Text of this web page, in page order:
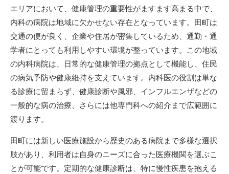
エリアにおいて、健康管理の重要性がますます高まる中で、
内科の病院は地域に欠かせない存在となっています。田町は
交通の便が良く、企業や住居が密集しているため、通勤・通
学者にとっても利用しやすい環境が整っています。この地域
の内科病院は、日常的な健康管理の拠点として機能し、住民
の病気予防や健康維持を支えています。内科医の役割は単な
る診療に留まらず、健康診断や風邪、インフルエンザなどの
一般的な病の治療、さらには他専門科への紹介まで広範囲に
渡ります。
田町には新しい医療施設から歴史のある病院まで多様な選択
肢があり、利用者は自身のニーズに合った医療機関を選ぶこ
とが可能です。定期的な健康診断は、特に慢性疾患を抱える